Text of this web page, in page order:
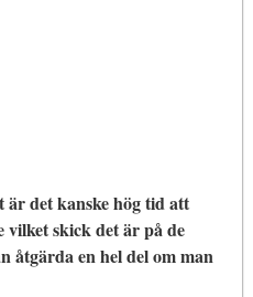
det kanske hög tid att
vilket skick det är på de
åtgärda en hel del om man